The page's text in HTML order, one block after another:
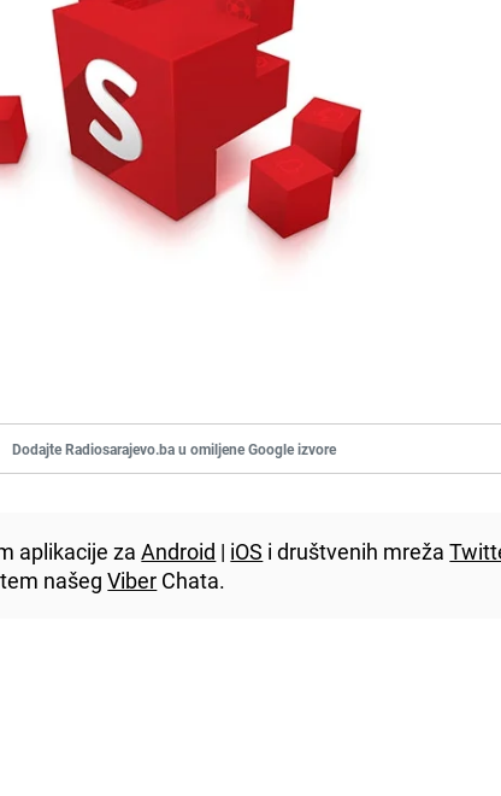
Dodajte Radiosarajevo.ba u omiljene Google izvore
aplikacije zaAndroid | iOS i društvenih mreža
našegViber Chata.